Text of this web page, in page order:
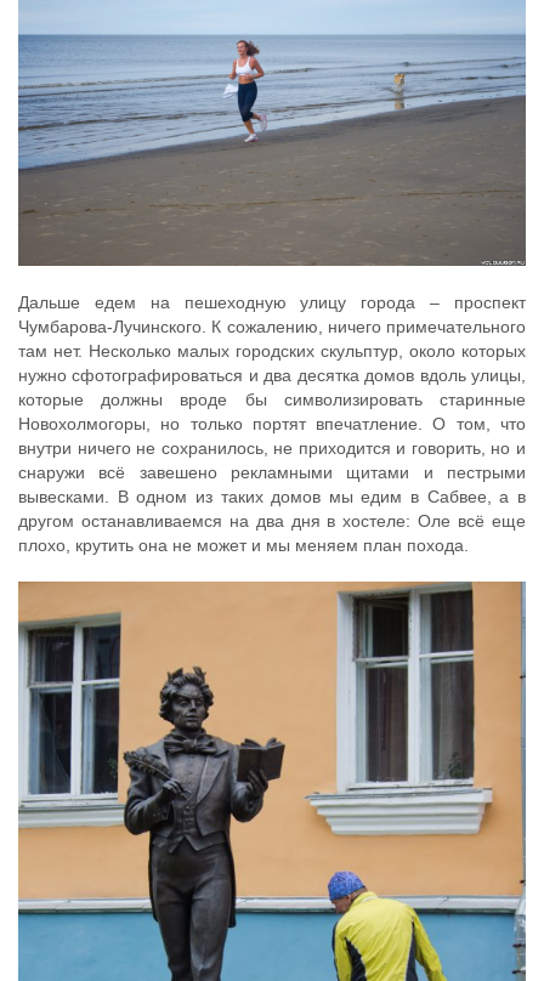
Дальше едем на пешеходную улицу города – проспект
Чумбарова-Лучинского. К сожалению, ничего примечательного
там нет. Несколько малых городских скульптур, около которых
нужно сфотографироваться и два десятка домов вдоль улицы,
которые должны вроде бы символизировать старинные
Новохолмогоры, но только портят впечатление. О том, что
внутри ничего не сохранилось, не приходится и говорить, но и
снаружи всё завешено рекламными щитами и пестрыми
вывесками. В одном из таких домов мы едим в Сабвее, а в
другом останавливаемся на два дня в хостеле: Оле всё еще
плохо, крутить она не может и мы меняем план похода.